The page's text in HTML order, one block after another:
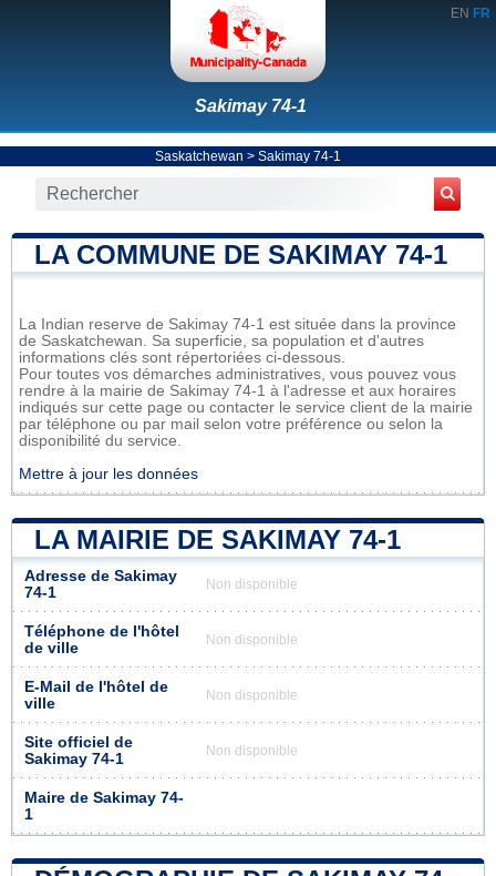
EN FR
Sakimay 74-1
Saskatchewan > Sakimay 74-1
LA COMMUNE DE SAKIMAY 74-1
La Indian reserve de Sakimay 74-1 est située dans la province
de Saskatchewan. Sa superficie, sa population et d'autres
informations clés sont répertoriées ci-dessous.
Pour toutes vos démarches administratives, vous pouvez vous
rendre à la mairie de Sakimay 74-1 à l'adresse et aux horaires
indiqués sur cette page ou contacter le service client de la mairie
par téléphone ou par mail selon votre préférence ou selon la
disponibilité du service.
Mettre à jour les données
LA MAIRIE DE SAKIMAY 74-1
Adresse de Sakimay
74-1
Non disponible
Téléphone de l'hôtel
de ville
Non disponible
E-Mail de l'hôtel de
ville
Non disponible
Site officiel de
Sakimay 74-1
Non disponible
Maire de Sakimay 74-
1